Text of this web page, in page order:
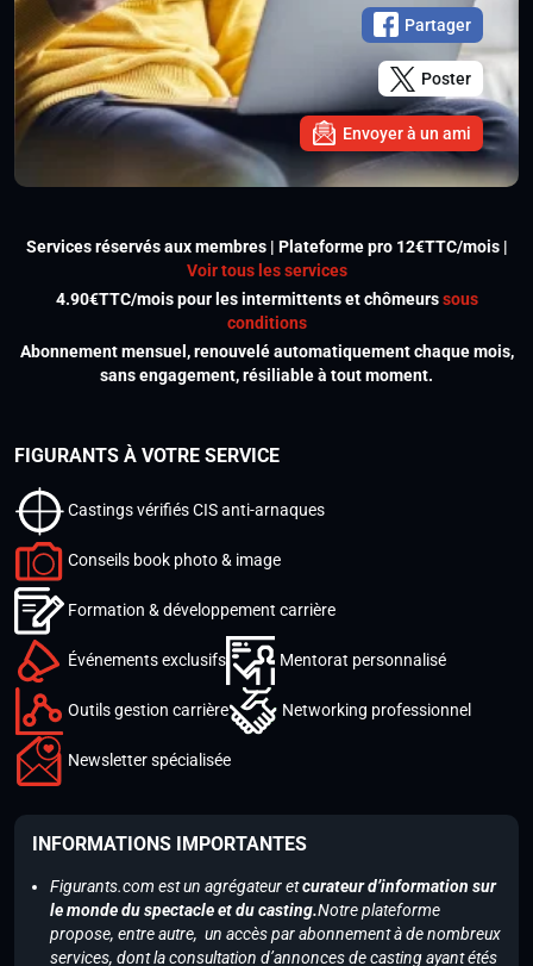
Partager
Poster
Envoyer à un ami
Services réservés aux membres | Plateforme pro 12€TTC/mois |
Voir tous les services
4.90€TTC/mois pour les intermittents et chômeurssous
conditions
Abonnement mensuel, renouvelé automatiquement chaque mois,
sans engagement, résiliable à tout moment.
FIGURANTS À VOTRE SERVICE
Castings vérifiés CIS anti-arnaques
Conseils book photo & image
Formation & développement carrière
Événements exclusifs Mentorat personnalisé
Outils gestion carrière Networking professionnel
Newsletter spécialisée
INFORMATIONS IMPORTANTES
Figurants.com est un agrégateur etcurateur d’information sur
le monde du spectacle et du casting.Notre plateforme
propose, entre autre, un accès par abonnement à de nombreux
services, dont la consultation d’annonces de casting ayant étés